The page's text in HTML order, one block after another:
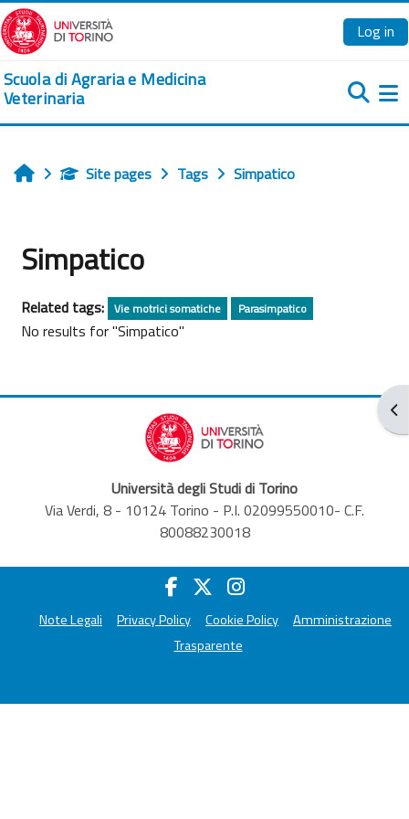
Skip to main content
Log in
Scuola di Agraria e Medicina
Veterinaria
HomeSite pages Tags Simpatico
Simpatico
Related tags: Vie motrici somatiche Parasimpatico
No results for "Simpatico"
Università degli Studi di Torino
Via Verdi, 8 - 10124 Torino - P.I. 02099550010- C.F.
80088230018
Note Legali Privacy Policy Cookie Policy
Amministrazione
Trasparente